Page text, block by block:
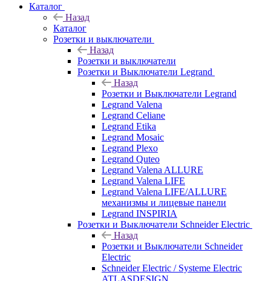
Каталог
Назад
Каталог
Розетки и выключатели
Назад
Розетки и выключатели
Розетки и Выключатели Legrand
Назад
Розетки и Выключатели Legrand
Legrand Valena
Legrand Celiane
Legrand Etika
Legrand Mosaic
Legrand Plexo
Legrand Quteo
Legrand Valena ALLURE
Legrand Valena LIFE
Legrand Valena LIFE/ALLURE
механизмы и лицевые панели
Legrand INSPIRIA
Розетки и Выключатели Schneider Electric
Назад
Розетки и Выключатели Schneider
Electric
Schneider Electric / Systeme Electric
ATLASDESIGN